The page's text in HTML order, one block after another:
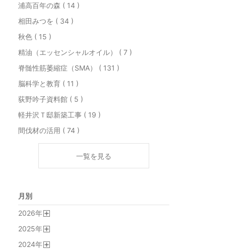
浦高百年の森 ( 14 )
相田みつを ( 34 )
秋色 ( 15 )
精油（エッセンシャルオイル） ( 7 )
脊髄性筋萎縮症（SMA） ( 131 )
脳科学と教育 ( 11 )
荻野吟子資料館 ( 5 )
軽井沢Ｔ邸新築工事 ( 19 )
間伐材の活用 ( 74 )
一覧を見る
月別
2026年
2025年
2024年